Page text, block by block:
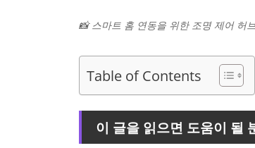
📸 스마트 홈 연동을 위한 조명 제어 허
Table of Contents
이 글을 읽으면 도움이 될